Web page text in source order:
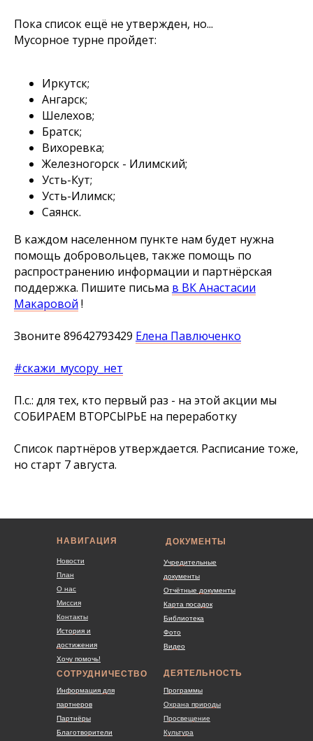
Пока список ещё не утвержден, но...
Мусорное турне пройдет:
Иркутск;
Ангарск;
Шелехов;
Братск;
Вихоревка;
Железногорск - Илимский;
Усть-Кут;
Усть-Илимск;
Саянск.
В каждом населенном пункте нам будет нужна
помощь добровольцев, также помощь по
распространению информации и партнёрская
поддержка. Пишите письма в ВК Анастасии
Макаровой !
Звоните 89642793429 Елена Павлюченко
#скажи_мусору_нет
П.с.: для тех, кто первый раз - на этой акции мы
СОБИРАЕМ ВТОРСЫРЬЕ на переработку
Список партнёров утверждается. Расписание тоже,
но старт 7 августа.
ДЕЯТЕЛЬНОСТЬ
НАВИГАЦИЯ
Новости
План
О нас
Миссия
Контакты
История и
достижения
Хочу помочь!
Программы
Охрана природы
Просвещение
Культура
СОТРУДНИЧЕСТВО
Информация для
партнеров
Партнёры
Благотворители
ДОКУМЕНТЫ
Учредительные
документы
Отчётные документы
Карта посадок
Библиотека
Фото
Видео